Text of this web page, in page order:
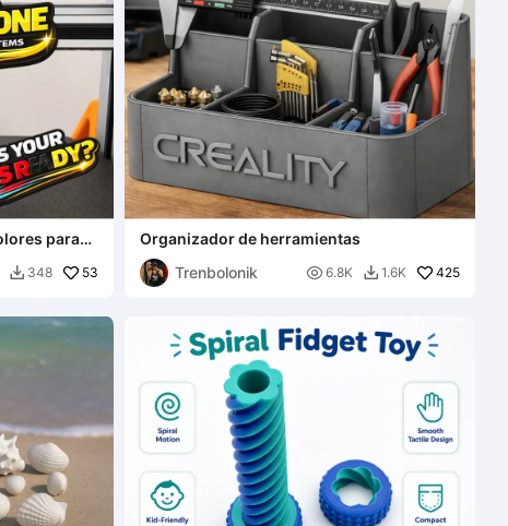
para
 348 53
Organizador de herramientas
Trenbolonik
 6.8K  1.6K 425